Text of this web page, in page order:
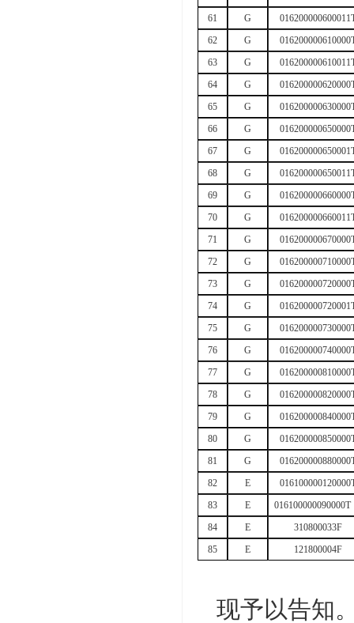
61
G
62
G
63
G
64
G
65
G
66
G
67
G
68
G
69
G
70
G
71
G
72
G
73
G
74
G
75
G
76
G
77
G
78
G
79
G
80
G
81
G
82
E
83
E
016100000090000T
84
E
310800033F
85
E 121800004F
现予以告知